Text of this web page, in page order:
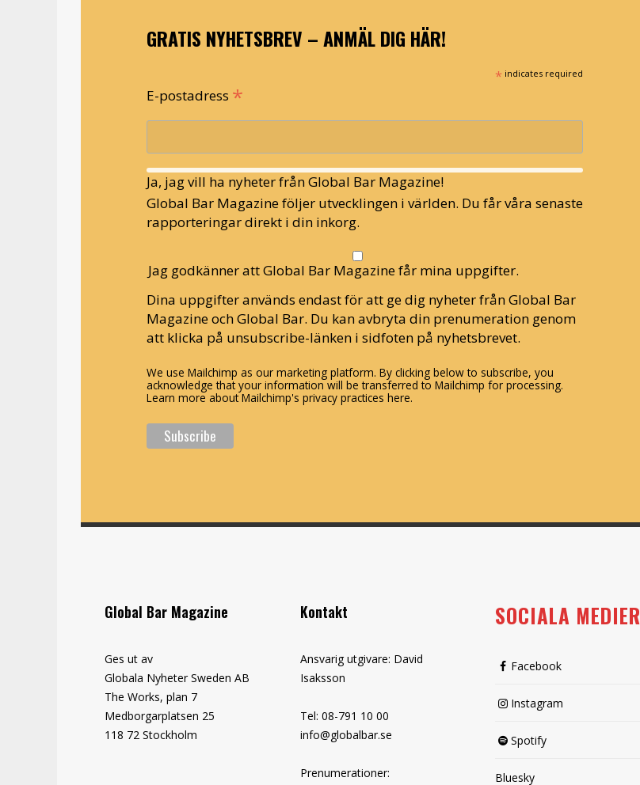
GRATIS NYHETSBREV – ANMÄL DIG HÄR!
* indicates required
E-postadress *
Ja, jag vill ha nyheter från Global Bar Magazine!
Global Bar Magazine följer utvecklingen i världen. Du får våra senaste
rapporteringar direkt i din inkorg.
Jag godkänner att Global Bar Magazine får mina uppgifter.
Dina uppgifter används endast för att ge dig nyheter från Global Bar
Magazine och Global Bar. Du kan avbryta din prenumeration genom
att klicka på unsubscribe-länken i sidfoten på nyhetsbrevet.
We use Mailchimp as our marketing platform. By clicking below to subscribe, you
acknowledge that your information will be transferred to Mailchimp for processing.
Learn more about Mailchimp's privacy practices here.
Global Bar Magazine
Ges ut av
Globala Nyheter Sweden AB
The Works, plan 7
Medborgarplatsen 25
118 72 Stockholm
Kontakt
Ansvarig utgivare: David
Isaksson
Tel: 08-791 10 00
info@globalbar.se
Prenumerationer:
SOCIALA MEDIER
Facebook
Instagram
Spotify
Bluesky